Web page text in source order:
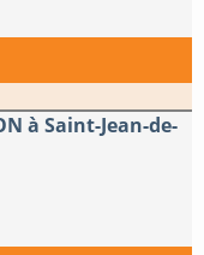
à Saint-Jean-de-